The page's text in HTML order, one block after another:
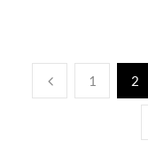
1 2